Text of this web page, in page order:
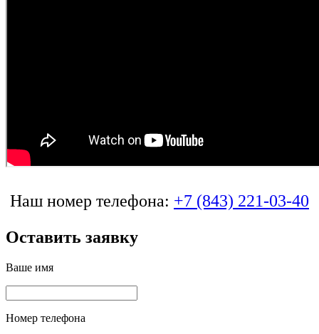
Наш номер телефона: +7 (843) 221-03-40
Оставить заявку
Ваше имя
Номер телефона